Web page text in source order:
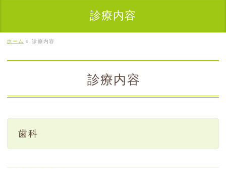
診療内容
ホーム » 診療内容
診療内容
歯科